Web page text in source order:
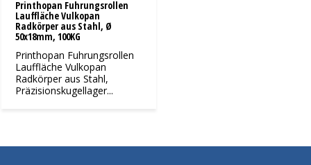
Printhopan Fuhrungsrollen
Lauffläche Vulkopan
Radkörper aus Stahl, Ø
50x18mm, 100KG
Printhopan Fuhrungsrollen
Lauffläche Vulkopan
Radkörper aus Stahl,
Präzisionskugellager...